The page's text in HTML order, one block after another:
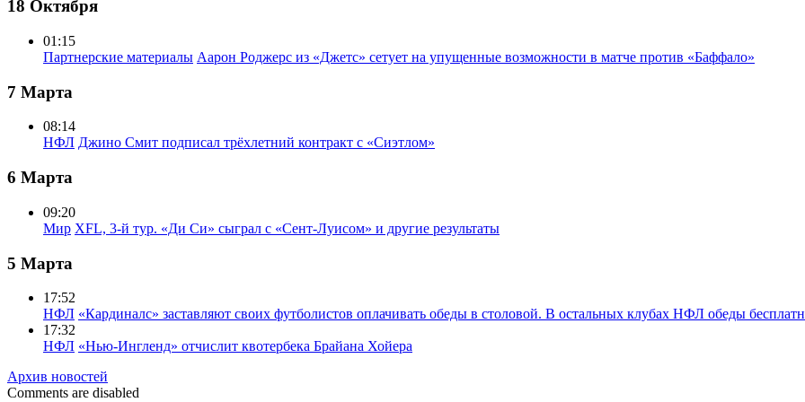
18 Октября
01:15
Партнерские материалы Аарон Роджерс из «Джетс» сетует на упущенные возможности в матче против «Баффало»
7 Марта
08:14
НФЛ Джино Смит подписал трёхлетний контракт с «Сиэтлом»
6 Марта
09:20
Мир XFL, 3-й тур. «Ди Си» сыграл с «Сент-Луисом» и другие результаты
5 Марта
17:52
НФЛ «Кардиналс» заставляют своих футболистов оплачивать обеды в столовой. В остальных клубах НФЛ обеды
17:32
НФЛ «Нью-Ингленд» отчислит квотербека Брайана Хойера
Архив новостей
Comments are disabled